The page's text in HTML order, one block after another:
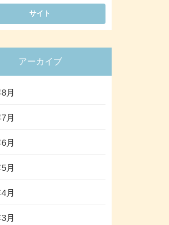
アーカイブ
月
月
月
月
月
月